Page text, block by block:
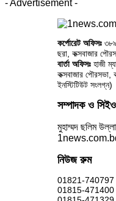
- Advertisement -
কর্পোরেট অফিসঃ
ছরা, কক্সবাজার
বার্তা অফিসঃহাজী
কক্সবাজার পৌরসভা,
ইনস্টিটিউট সংলগ্ন)
সম্পাদক ও সিইও
মুহাম্মদ ছলিম
নিউজ রুম
01821-740797
01815-471400